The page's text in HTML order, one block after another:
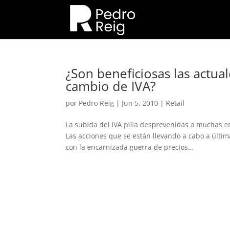
¿Son beneficiosas las
cambio de IVA?
por Pedro Reig | Jun 5, 2010 | Retail
La subida del IVA pilla desprevenidas a muchas
Las acciones que se están llevando a cabo a
con la encarnizada guerra de precios...